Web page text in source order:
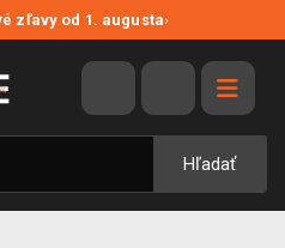
zľavy od 1. augusta›
Hľadať